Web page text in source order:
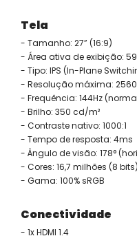
Tela
- Tamanho: 27” (16:9)
- Área ativa de exibição:
- Tipo: IPS (In-Plane
- Resolução máxima: 2560
- Frequência: 144Hz
- Brilho: 350 cd/m²
- Contraste nativo: 1000:1
- Tempo de resposta: 4ms
- Ângulo de visão: 178°
- Cores: 16,7 milhões (8 bits)
- Gama: 100% sRGB
Conectividade
- 1x HDMI 1.4